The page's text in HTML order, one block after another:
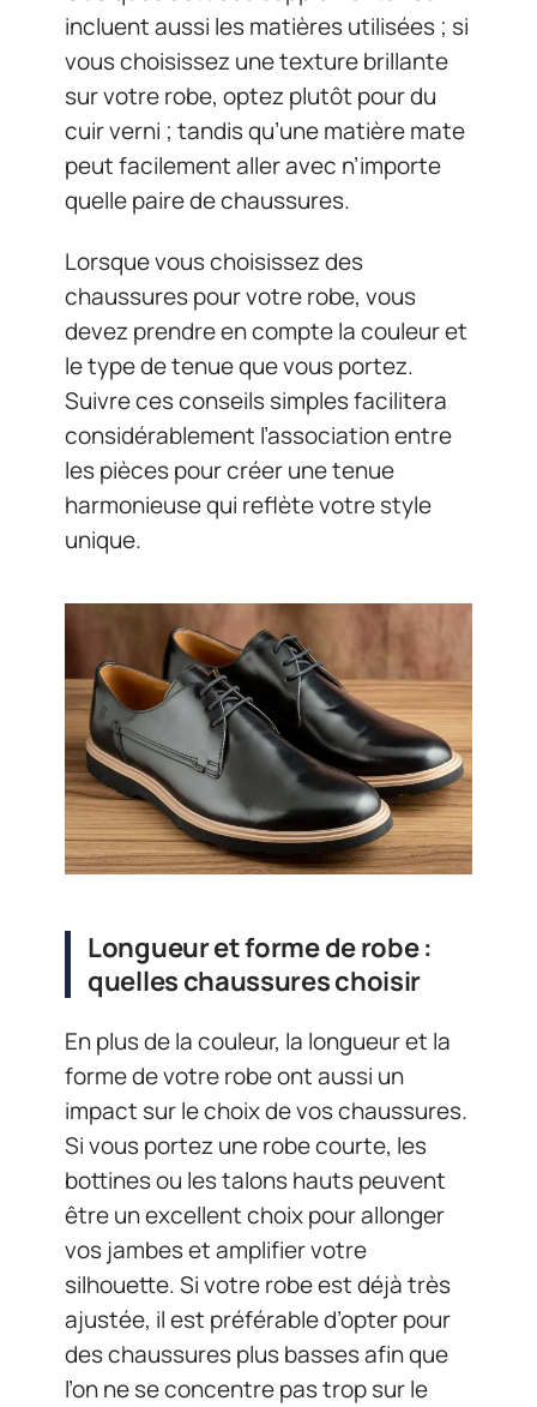
incluent aussi les matières utilisées ; si
vous choisissez une texture brillante
sur votre robe, optez plutôt pour du
cuir verni ; tandis qu’une matière mate
peut facilement aller avec n’importe
quelle paire de chaussures.
Lorsque vous choisissez des
chaussures pour votre robe, vous
devez prendre en compte la couleur et
le type de tenue que vous portez.
Suivre ces conseils simples facilitera
considérablement l’association entre
les pièces pour créer une tenue
harmonieuse qui reflète votre style
unique.
Longueur et forme de robe :
quelles chaussures choisir
En plus de la couleur, la longueur et la
forme de votre robe ont aussi un
impact sur le choix de vos chaussures.
Si vous portez une robe courte, les
bottines ou les talons hauts peuvent
être un excellent choix pour allonger
vos jambes et amplifier votre
silhouette. Si votre robe est déjà très
ajustée, il est préférable d’opter pour
des chaussures plus basses afin que
l’on ne se concentre pas trop sur le